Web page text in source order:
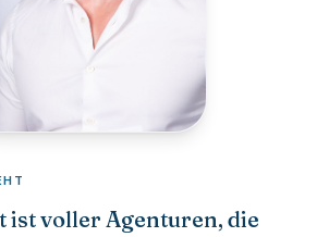
ist voller Agenturen, die